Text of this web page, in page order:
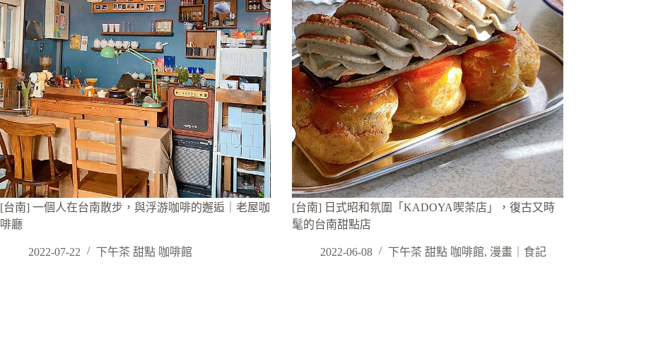
[台南] 一個人在台南散步，與浮游咖啡的邂逅｜老屋咖
啡廳
2022-07-22 下午茶 甜點 咖啡館
[台南] 日式昭和氛圍「KADOYA喫茶店」，復古又時
髦的台南甜點店
2022-06-08 下午茶 甜點 咖啡館, 漫畫｜食記